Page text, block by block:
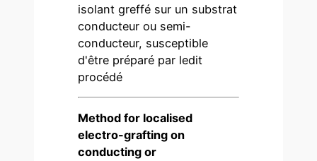
isolant greffé sur un substrat
conducteur ou semi-
conducteur, susceptible
d'être préparé par ledit
procédé
Method for localised
electro-grafting on
conducting or